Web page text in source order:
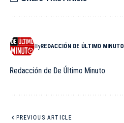
ByREDACCIÓN DE ÚLTIMO MINUTO
Redacción de De Último Minuto
PREVIOUS ARTICLE